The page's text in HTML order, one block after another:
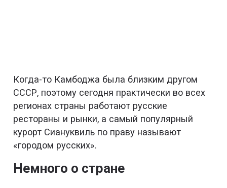
Когда-то Камбоджа была близким другом
СССР, поэтому сегодня практически во всех
регионах страны работают русские
рестораны и рынки, а самый популярный
курорт Сиануквиль по праву называют
«городом русских».
Немного о стране